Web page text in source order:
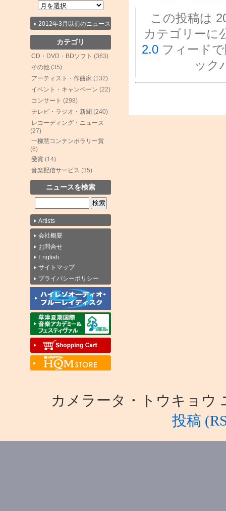
2012年3月以前のニュース
カテゴリ
CD・DVD・BDソフト (363)
その他 (35)
アーティスト・作曲家 (132)
イベント・キャンペーン (22)
コンサート (298)
テレビ・ラジオ・新聞 (240)
レコーディング・ニュース
(27)
一柳慧コンテンポラリー賞
(6)
受賞 (14)
音楽配信サービス (35)
ニュースを検索
Artists
会社概要
お問合せ
English
サイトマップ
プライバシーポリシー
この投稿は
カテゴリーに
2.0フィードで
ック
カメラータ・トウキョウ
投稿